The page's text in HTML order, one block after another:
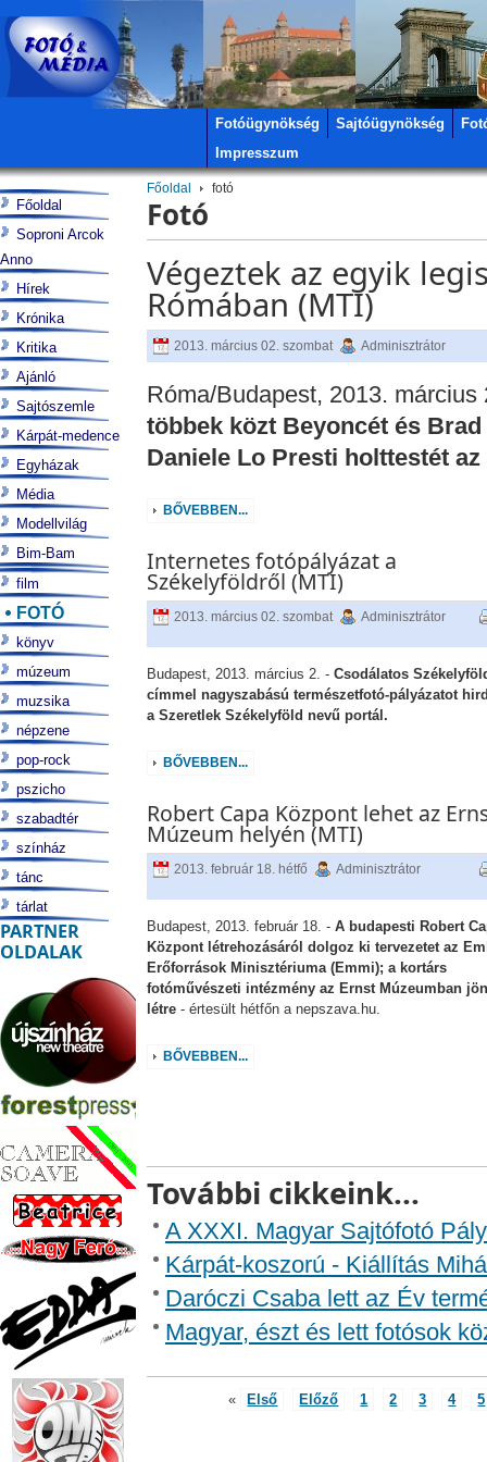
Fotóügynökség Sajtóügynökség
Impresszum
Főoldal fotó
Fotó
Végeztek az egyik
Rómában (MTI)
2013. március 02. szombat Adminisztrátor
Róma/Budapest, 2013.
többek közt Beyoncét és
Daniele Lo Presti holttestét
BŐVEBBEN...
Internetes fotópályázat a
Székelyföldről (MTI)
2013. március 02. szombat Adminisztrátor
Budapest, 2013. március 2. - Csodálatos
címmel nagyszabású természetfotó-pályázatot
a Szeretlek Székelyföld nevű portál.
BŐVEBBEN...
Robert Capa Központ lehet az
Múzeum helyén (MTI)
2013. február 18. hétfő Adminisztrátor
Budapest, 2013. február 18. - A budapesti Robert
Központ létrehozásáról dolgoz ki tervezetet az
Erőforrások Minisztériuma (Emmi); a kortárs
fotóművészeti intézmény az Ernst Múzeumban
létre - értesült hétfőn a nepszava.hu.
BŐVEBBEN...
További cikkeink...
A XXXI. Magyar Sajtófotó
Kárpát-koszorú - Kiállítás
Daróczi Csaba lett az Év
Magyar, észt és lett fotósok
« Első Előző 1 2 3 4 5
Főoldal
Soproni Arcok
Anno
Hírek
Krónika
Kritika
Ajánló
Sajtószemle
Kárpát-medence
Egyházak
Média
Modellvilág
Bim-Bam
film
FOTÓ
könyv
múzeum
muzsika
népzene
pop-rock
pszicho
szabadtér
színház
tánc
tárlat
PARTNER
OLDALAK